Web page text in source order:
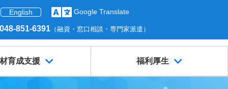
English Google Translate
048-851-6391 （融資・窓口相談・専門家派遣）
育成支援 福利厚生